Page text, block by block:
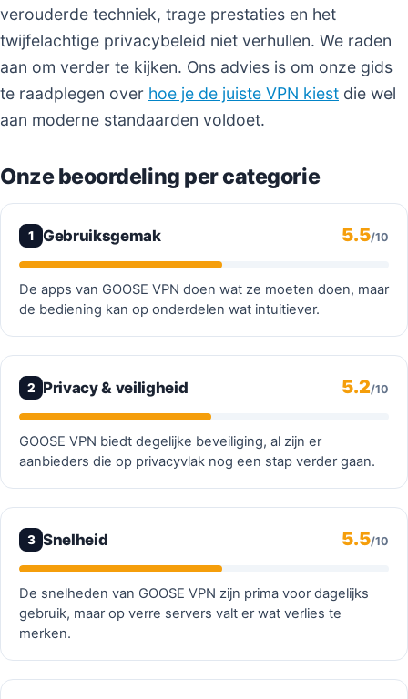
verouderde techniek, trage prestaties en het
twijfelachtige privacybeleid niet verhullen. We raden
aan om verder te kijken. Ons advies is om onze gids
te raadplegen over hoe je de juiste VPN kiest die wel
aan moderne standaarden voldoet.
Onze beoordeling per categorie
1 Gebruiksgemak 5.5/10
De apps van GOOSE VPN doen wat ze moeten doen, maar
de bediening kan op onderdelen wat intuitiever.
2 Privacy & veiligheid 5.2/10
GOOSE VPN biedt degelijke beveiliging, al zijn er
aanbieders die op privacyvlak nog een stap verder gaan.
3 Snelheid 5.5/10
De snelheden van GOOSE VPN zijn prima voor dagelijks
gebruik, maar op verre servers valt er wat verlies te
merken.